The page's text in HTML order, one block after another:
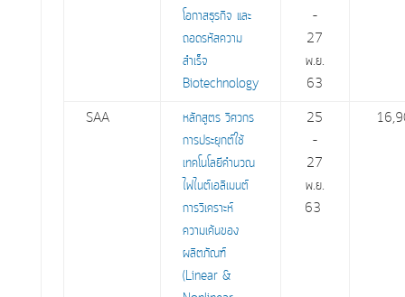
โอกาสธุรกิจ และ
ถอดรหัสความ
สำเร็จ
Biotechnology
–
27
พ.ย.
63
SAA
หลักสูตร วิศวกร
การประยุกต์ใช้
เทคโนโลยีคำนวณ
ไฟไนต์เอลิเมนต์
การวิเคราะห์
ความเค้นของ
ผลิตภัณฑ์
(Linear &
25
–
27
พ.ย.
63